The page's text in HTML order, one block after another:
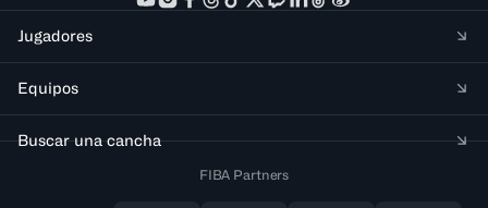
Jugadores
Equipos
Buscar una cancha
FIBA Partners